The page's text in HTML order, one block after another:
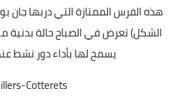
هذه الفرس الممتازة التي دربها جان
الشكل) تعرض في الصباح حالة بدنية
يسمح لها بأداء دور نشط
Cotterets